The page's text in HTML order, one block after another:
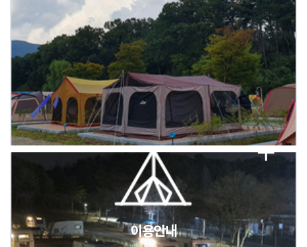
캠핑장(9월1일~6일) 미운영 공지
2026년 5월 캠핑장 안점 점검의 날 변경 안내
캠핑장(9월1일~6일) 미운영 공지
2026년 5월 캠핑장 안점 점검의 날 변경 안내
이용안내